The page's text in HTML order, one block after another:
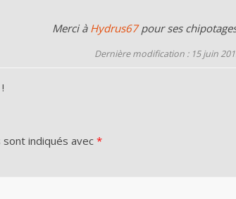
Merci à Hydrus67pour ses
Dernière modification : 15 juin
!
indiqués avec*